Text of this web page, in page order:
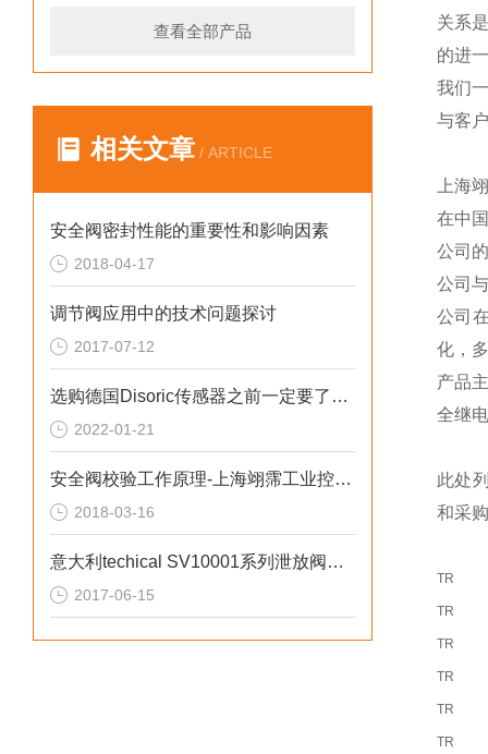
查看全部产品
相关文章 / ARTICLE
安全阀密封性能的重要性和影响因素
2018-04-17
调节阀应用中的技术问题探讨
2017-07-12
选购德国Disoric传感器之前一定要了解这些
2022-01-21
安全阀校验工作原理-上海翊霈工业控制设备有限公司
2018-03-16
意大利techical SV10001系列泄放阀工作原理
2017-06-15
关系
的进
我们
与客
上海
在中
公司
公司
公司
化，
产品
全继
此处
和采
TR
TR
TR
TR
TR
TR